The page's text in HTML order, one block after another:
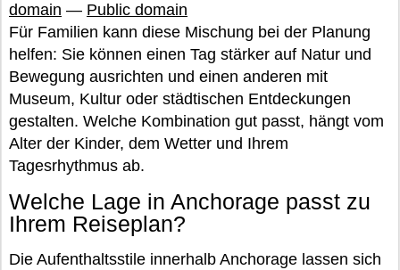
domain — Public domain
Für Familien kann diese Mischung bei der Planung
helfen: Sie können einen Tag stärker auf Natur und
Bewegung ausrichten und einen anderen mit
Museum, Kultur oder städtischen Entdeckungen
gestalten. Welche Kombination gut passt, hängt vom
Alter der Kinder, dem Wetter und Ihrem
Tagesrhythmus ab.
Welche Lage in Anchorage passt zu
Ihrem Reiseplan?
Die Aufenthaltsstile innerhalb Anchorage lassen sich